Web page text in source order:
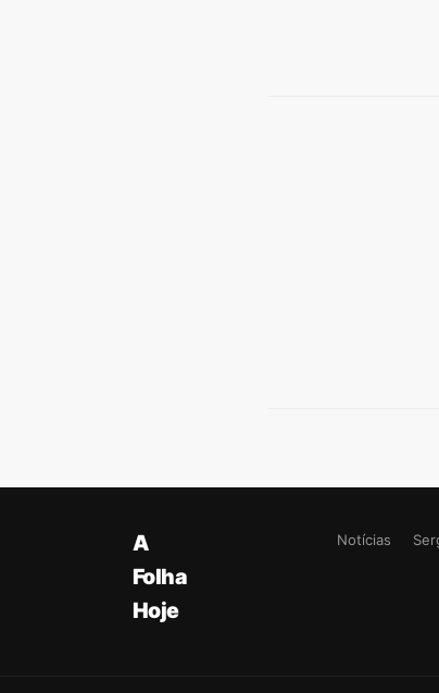
A
Folha
Hoje
Notícias